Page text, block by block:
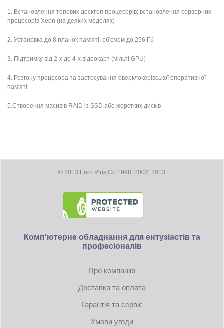
1. Встановлення топових десктоп процесорів; встановлення серверних
процесорів Xeon (на деяких моделях)
2. Установка до 8 планок пам'яті, об'ємом до 256 Гб
3. Підтримку від 2-х до 4-х відеокарт (мільті GPU)
4. Розгону процесора та застосування оверклокерівської оперативної
пам'яті
5.Створення масивів RAID із SSD або жорстких дисків
© 2013 Euro Plus Co 1998, 2002, 2013
Комп'ютерне обладнання для ентузіастів та
професіоналів
Про компанію
Доставка та оплата
Гарантія та сервіс
Умови угоди